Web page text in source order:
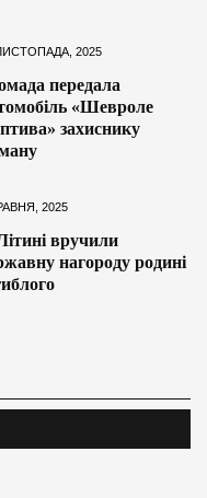
2025
передала
«Шевроле
захиснику
2025
вручили
нагороду родині